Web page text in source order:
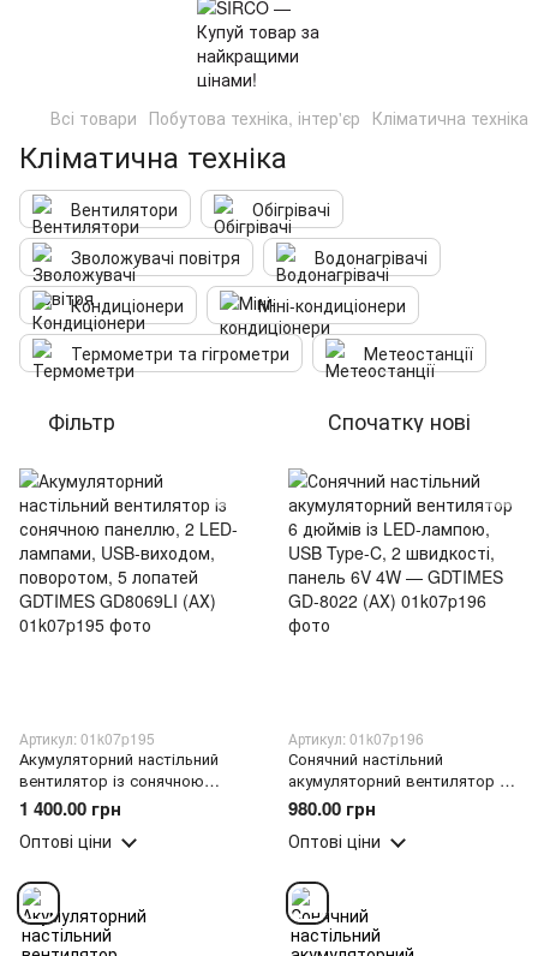
Всі товари Побутова техніка, інтер'єр Кліматична техніка
Кліматична техніка
Вентилятори
Обігрівачі
Зволожувачі повітря
Водонагрівачі
Кондиціонери
Міні-кондиціонери
Термометри та гігрометри
Метеостанції
Фільтр Спочатку нові
Артикул: 01k07p195
Акумуляторний настільний
вентилятор із сонячною
панеллю, 2 LED-лампами,
USB-виходом, поворотом, 5
лопатей GDTIMES GD8069LI
1 400.00 грн
Оптові ціни
Артикул: 01k07p196
Сонячний настільний
акумуляторний вентилятор 6
дюймів із LED-лампою, USB
Type-C, 2 швидкості, панель
6V 4W — GDTIMES GD-8022
980.00 грн
Оптові ціни